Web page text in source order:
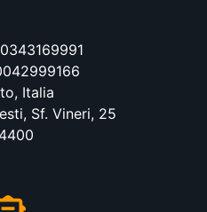
Italia
Sf. Vineri, 25